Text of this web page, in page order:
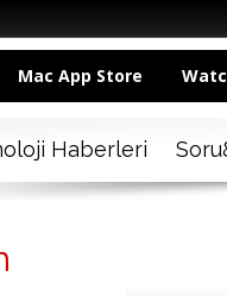
Mac App Store
Haberleri